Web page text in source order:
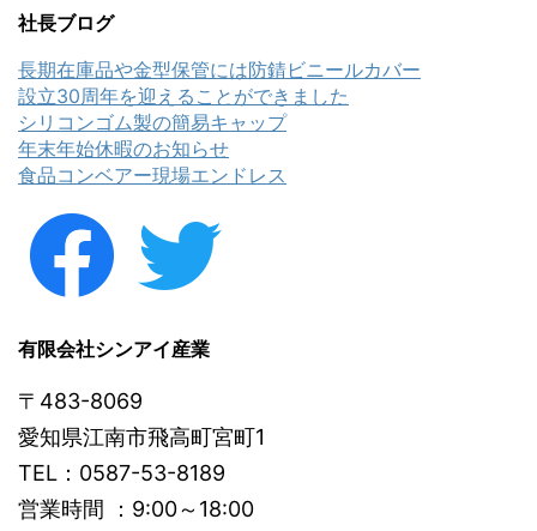
社長ブログ
長期在庫品や金型保管には防錆ビニールカバー
設立30周年を迎えることができました
シリコンゴム製の簡易キャップ
年末年始休暇のお知らせ
食品コンベアー現場エンドレス
有限会社シンアイ産業
〒483-8069
愛知県江南市飛高町宮町1
TEL：0587-53-8189
営業時間 ：9:00～18:00